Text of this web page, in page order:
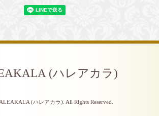
(ハレアカラ)
(ハレアカラ) . All Rights Reserved.